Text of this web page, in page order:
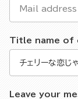
Title name of
Leave your